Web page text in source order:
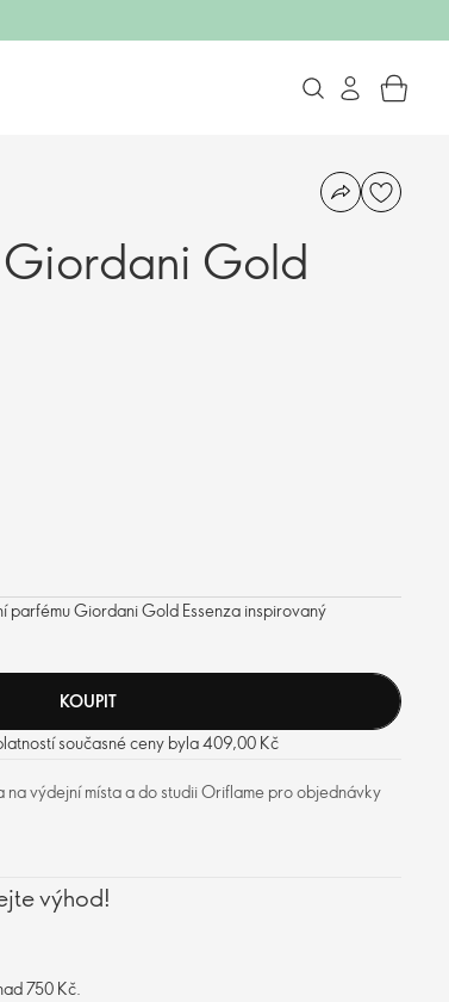
Gold
Giordani Gold Essenza inspirovaný
KOUPIT
současné ceny byla 409,00 Kč
výdejní místa a do studii Oriflame pro objednávky
výhod!
750 Kč.